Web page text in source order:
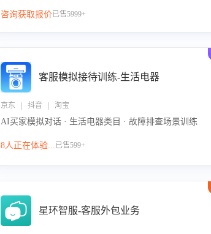
咨询获取报价已售5999+
客服模拟接待训练-生活电器
京东 | 抖音 | 淘宝
AI买家模拟对话 · 生活电器类目 · 故障排查场景训练
8人正在体验...已售599+
星环智服-客服外包业务